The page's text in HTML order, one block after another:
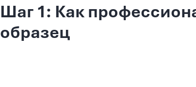
Шаг 1: Как
образец